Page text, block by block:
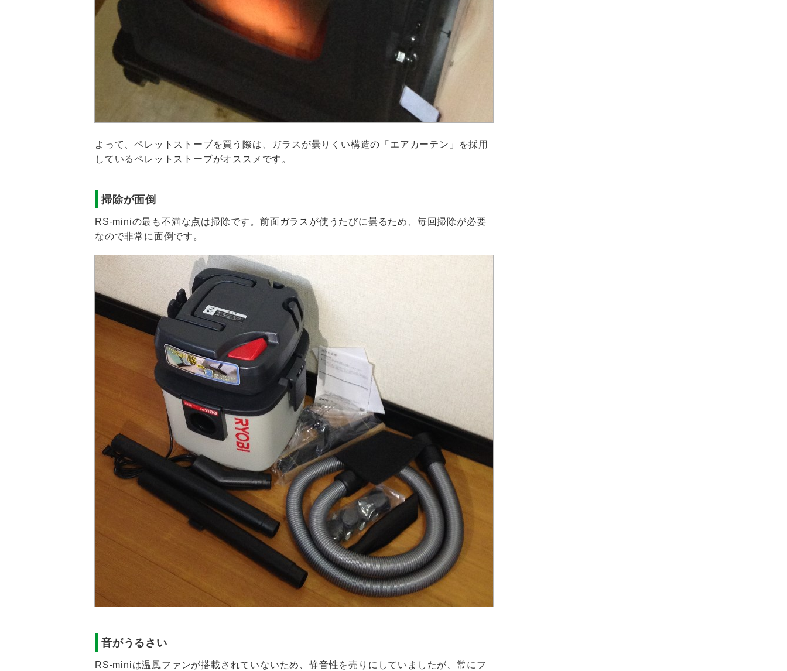
よって、ペレットストーブを買う際は、ガラスが曇りくい構造の「エアカーテン」を採用
しているペレットストーブがオススメです。
掃除が面倒
RS-miniの最も不満な点は掃除です。前面ガラスが使うたびに曇るため、毎回掃除が必要
なので非常に面倒です。
音がうるさい
RS-miniは温風ファンが搭載されていないため、静音性を売りにしていましたが、常にフ